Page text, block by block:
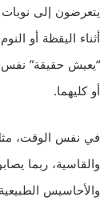
يتعرضون إلى
أثناء اليقظة أو
“يعيش حقيقة”
أو كليهما.
في نفس الوقت،
والقاسية، ربما
والأحاسيس